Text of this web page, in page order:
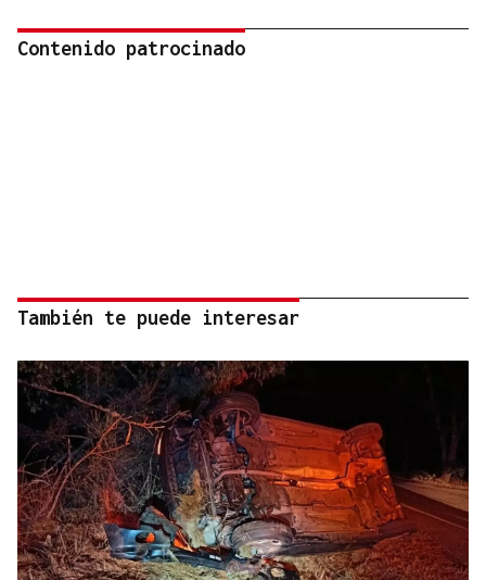
Contenido patrocinado
También te puede interesar